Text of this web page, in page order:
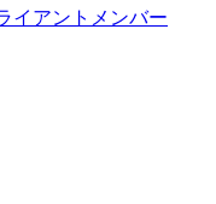
イアントメンバー